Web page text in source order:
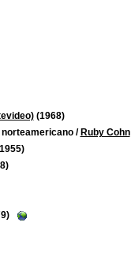
(1968)
/ Ruby Cohn